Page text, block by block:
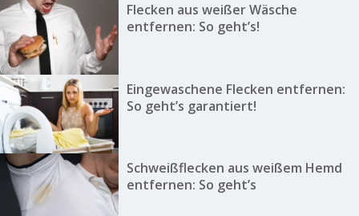
Flecken aus weißer Wäsche
entfernen: So geht’s!
Eingewaschene Flecken entfernen:
So geht’s garantiert!
Schweißflecken aus weißem Hemd
entfernen: So geht’s